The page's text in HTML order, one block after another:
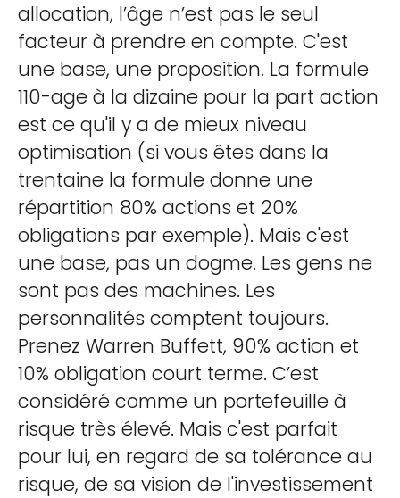
allocation, l’âge n’est pas le seul
facteur à prendre en compte. C'est
une base, une proposition. La formule
110-age à la dizaine pour la part action
est ce qu'il y a de mieux niveau
optimisation (si vous êtes dans la
trentaine la formule donne une
répartition 80% actions et 20%
obligations par exemple). Mais c'est
une base, pas un dogme. Les gens ne
sont pas des machines. Les
personnalités comptent toujours.
Prenez Warren Buffett, 90% action et
10% obligation court terme. C’est
considéré comme un portefeuille à
risque très élevé. Mais c'est parfait
pour lui, en regard de sa tolérance au
risque, de sa vision de l'investissement